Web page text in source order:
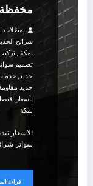
مظلات
شرائح
بمكة.,
تصميم
حديد,
حديد
بأسعار
بمكة
سواتر
قراءة